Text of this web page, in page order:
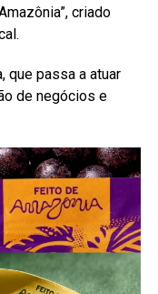
criado
que passa a atuar
de negócios e